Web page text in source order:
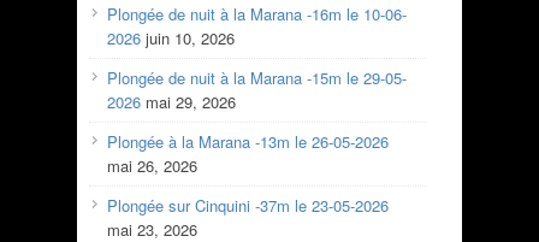
Plongée de nuit à la Marana -16m le 10-06-
2026 juin 10, 2026
Plongée de nuit à la Marana -15m le 29-05-
2026 mai 29, 2026
Plongée à la Marana -13m le 26-05-2026
mai 26, 2026
Plongée sur Cinquini -37m le 23-05-2026
mai 23, 2026